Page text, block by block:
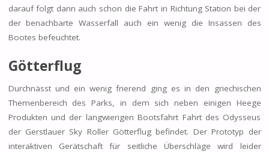
darauf folgt dann auch schon die Fahrt in Richtung Station bei der
der benachbarte Wasserfall auch ein wenig die Insassen des
Bootes befeuchtet.
Götterflug
Durchnässt und ein wenig frierend ging es in den griechischen
Themenbereich des Parks, in dem sich neben einigen Heege
Produkten und der langwierigen Bootsfahrt Fahrt des Odysseus
der Gerstlauer Sky Roller Götterflug befindet. Der Prototyp der
interaktiven Gerätschaft für seitliche Überschläge wird leider